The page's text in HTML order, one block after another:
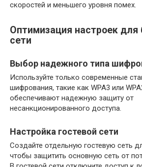
скоростей и меньшего уровня помех.
Оптимизация настроек для
сети
Выбор надежного типа
Используйте только современные
шифрования, такие как WPA3 или
обеспечивают надежную защиту от
несанкционированного доступа.
Настройка гостевой сети
Создайте отдельную гостевую сеть
чтобы защитить основную сеть от